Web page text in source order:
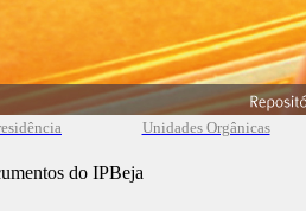
Unidades Orgânicas
do IPBeja